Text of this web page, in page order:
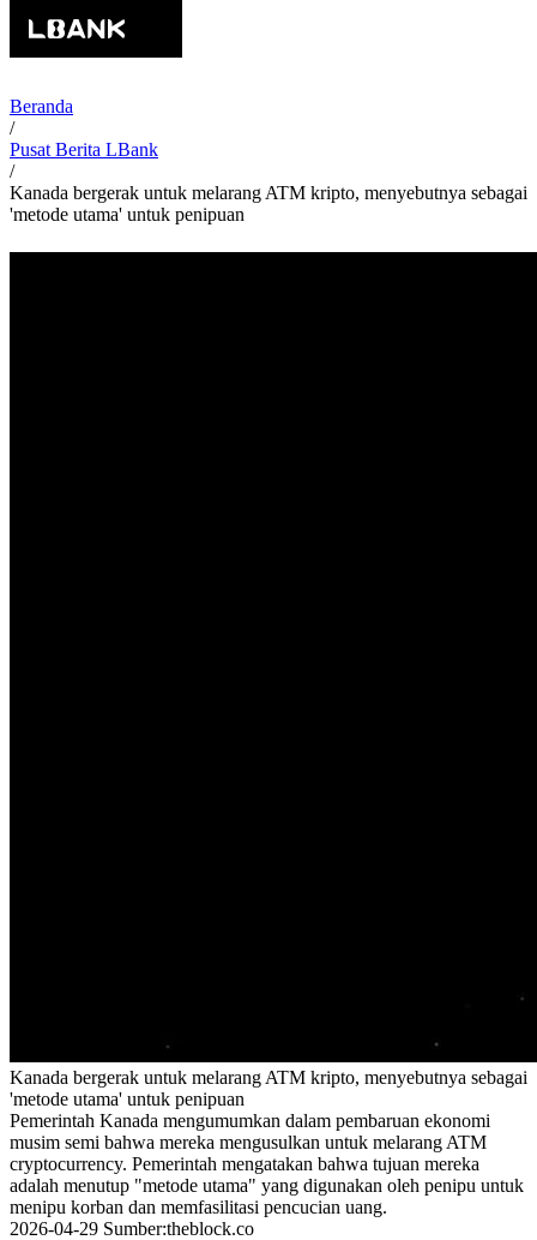
Beranda
/
Pusat Berita LBank
/
Kanada bergerak untuk melarang ATM kripto, menyebutnya sebagai
'metode utama' untuk penipuan
Kanada bergerak untuk melarang ATM kripto, menyebutnya sebagai
'metode utama' untuk penipuan
Pemerintah Kanada mengumumkan dalam pembaruan ekonomi
musim semi bahwa mereka mengusulkan untuk melarang ATM
cryptocurrency. Pemerintah mengatakan bahwa tujuan mereka
adalah menutup "metode utama" yang digunakan oleh penipu untuk
menipu korban dan memfasilitasi pencucian uang.
2026-04-29 Sumber:theblock.co